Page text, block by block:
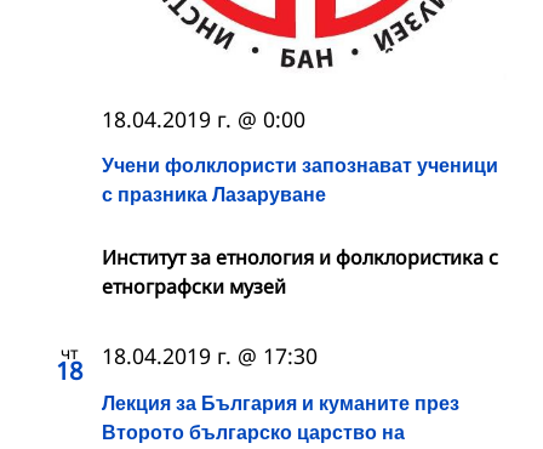
Учени фолклористи запознават ученици
с празника Лазаруване
18.04.2019 г. @ 0:00
Институт за етнология и фолклористика с
етнографски музей
чт
18
Лекция за България и куманите през
Второто българско царство на
18.04.2019 г. @ 17:30